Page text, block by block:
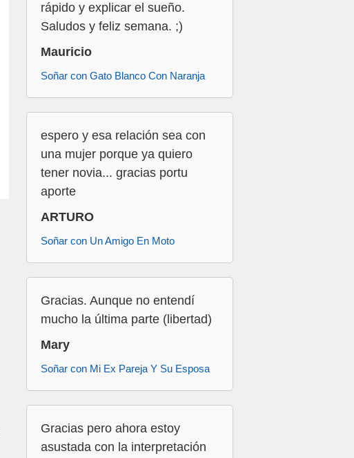
rápido y explicar el sueño.
Saludos y feliz semana. ;)
Mauricio
Soñar con Gato Blanco Con Naranja
espero y esa relación sea con
una mujer porque ya quiero
tener novia... gracias portu
aporte
ARTURO
Soñar con Un Amigo En Moto
Gracias. Aunque no entendí
mucho la última parte (libertad)
Mary
Soñar con Mi Ex Pareja Y Su Esposa
Gracias pero ahora estoy
asustada con la interpretación